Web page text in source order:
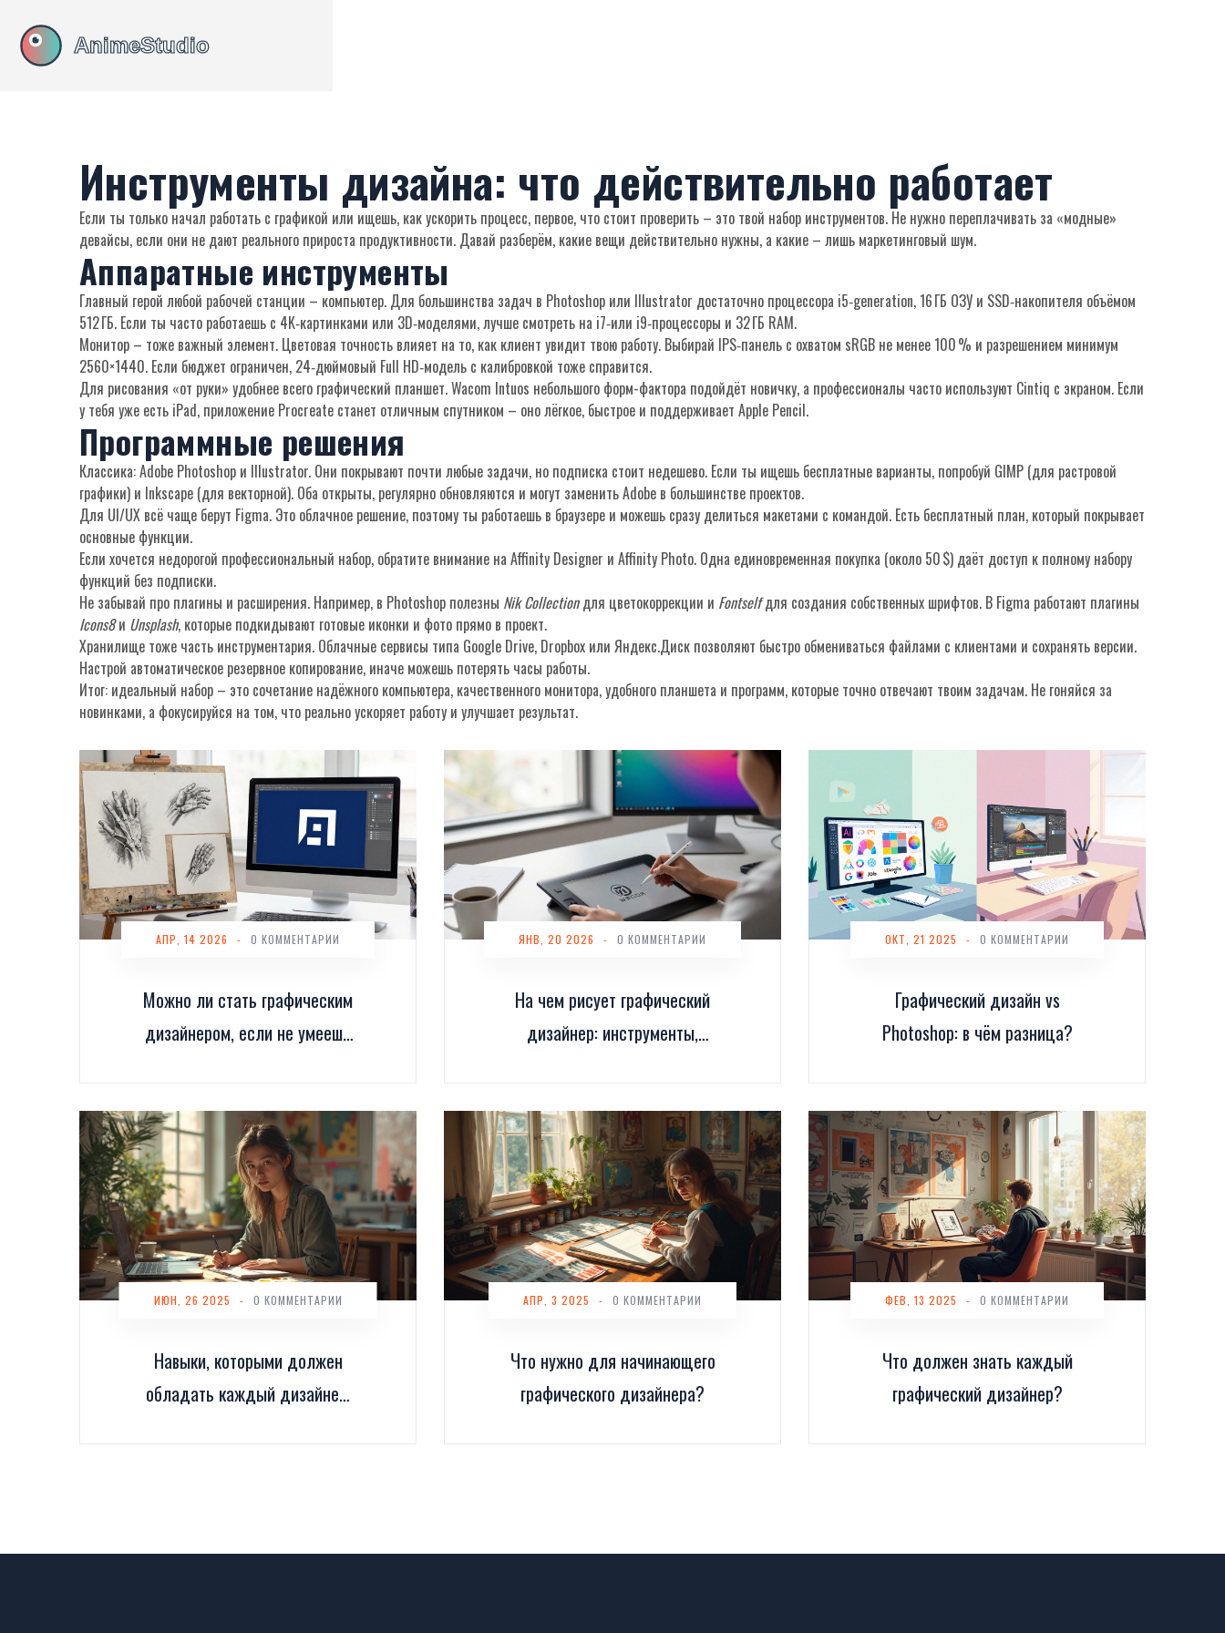
Инструменты дизайна: что действительно работает
Если ты только начал работать с графикой или ищешь, как ускорить процесс, первое, что стоит проверить – это твой набор инструментов. Не нужно переплачивать за «модные»
девайсы, если они не дают реального прироста продуктивности. Давай разберём, какие вещи действительно нужны, а какие – лишь маркетинговый шум.
Аппаратные инструменты
Главный герой любой рабочей станции – компьютер. Для большинства задач в Photoshop или Illustrator достаточно процессора i5‑generation, 16 ГБ ОЗУ и SSD‑накопителя объёмом
512 ГБ. Если ты часто работаешь с 4K‑картинками или 3D‑моделями, лучше смотреть на i7‑или i9‑процессоры и 32 ГБ RAM.
Монитор – тоже важный элемент. Цветовая точность влияет на то, как клиент увидит твою работу. Выбирай IPS‑панель с охватом sRGB не менее 100 % и разрешением минимум
2560×1440. Если бюджет ограничен, 24‑дюймовый Full HD‑модель с калибровкой тоже справится.
Для рисования «от руки» удобнее всего графический планшет. Wacom Intuos небольшого форм-фактора подойдёт новичку, а профессионалы часто используют Cintiq с экраном. Если
у тебя уже есть iPad, приложение Procreate станет отличным спутником – оно лёгкое, быстрое и поддерживает Apple Pencil.
Программные решения
Классика: Adobe Photoshop и Illustrator. Они покрывают почти любые задачи, но подписка стоит недешево. Если ты ищешь бесплатные варианты, попробуй GIMP (для растровой
графики) и Inkscape (для векторной). Оба открыты, регулярно обновляются и могут заменить Adobe в большинстве проектов.
Для UI/UX всё чаще берут Figma. Это облачное решение, поэтому ты работаешь в браузере и можешь сразу делиться макетами с командой. Есть бесплатный план, который покрывает
основные функции.
Если хочется недорогой профессиональный набор, обратите внимание на Affinity Designer и Affinity Photo. Одна единовременная покупка (около 50 $) даёт доступ к полному набору
функций без подписки.
Не забывай про плагины и расширения. Например, в Photoshop полезны Nik Collectionдля цветокоррекции и Fontselfдля создания собственных шрифтов. В Figma работают плагины
Icons8и Unsplash, которые подкидывают готовые иконки и фото прямо в проект.
Хранилище тоже часть инструментария. Облачные сервисы типа Google Drive, Dropbox или Яндекс.Диск позволяют быстро обмениваться файлами с клиентами и сохранять версии.
Настрой автоматическое резервное копирование, иначе можешь потерять часы работы.
Итог: идеальный набор – это сочетание надёжного компьютера, качественного монитора, удобного планшета и программ, которые точно отвечают твоим задачам. Не гоняйся за
новинками, а фокусируйся на том, что реально ускоряет работу и улучшает результат.
Можно ли стать графическим
дизайнером, если не умеешь
АПР, 14 2026 - 0 КОММЕНТАРИИ
На чем рисует графический
дизайнер: инструменты,
ЯНВ, 20 2026 - 0 КОММЕНТАРИИ
Графический дизайн vs
Photoshop: в чём разница?
ОКТ, 21 2025 - 0 КОММЕНТАРИИ
Навыки, которыми должен
обладать каждый дизайнер:
ИЮН, 26 2025 - 0 КОММЕНТАРИИ
Что нужно для начинающего
графического дизайнера?
АПР, 3 2025 - 0 КОММЕНТАРИИ
Что должен знать каждый
графический дизайнер?
ФЕВ, 13 2025 - 0 КОММЕНТАРИИ